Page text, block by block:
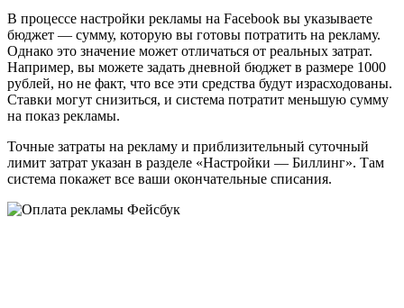
В процессе настройки рекламы на Facebook вы указываете
бюджет — сумму, которую вы готовы потратить на рекламу.
Однако это значение может отличаться от реальных затрат.
Например, вы можете задать дневной бюджет в размере 1000
рублей, но не факт, что все эти средства будут израсходованы.
Ставки могут снизиться, и система потратит меньшую сумму
на показ рекламы.
Точные затраты на рекламу и приблизительный суточный
лимит затрат указан в разделе «Настройки — Биллинг». Там
система покажет все ваши окончательные списания.